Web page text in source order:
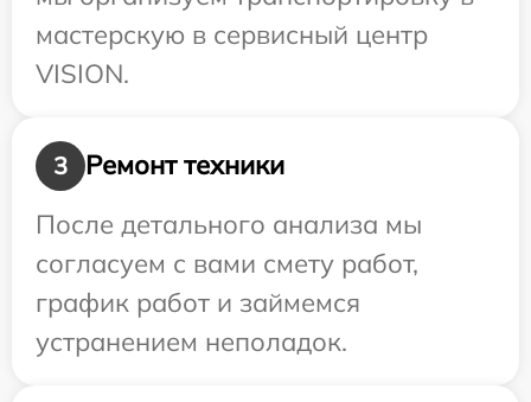
мастерскую в сервисный центр
VISION.
3
Ремонт техники
После детального анализа мы
согласуем с вами смету работ,
график работ и займемся
устранением неполадок.